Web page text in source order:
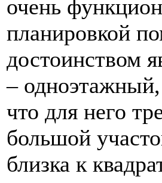
очень
планировкой
достоинством
–
что для него
большой
близка к